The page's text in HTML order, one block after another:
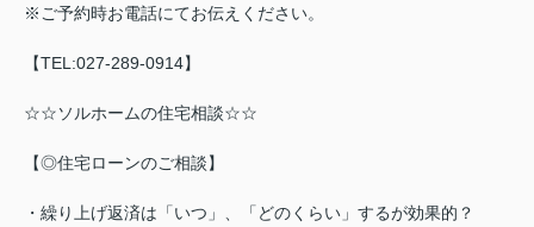
※ご予約時お電話にてお伝えください。
【TEL:027-289-0914】
☆☆ソルホームの住宅相談☆☆
【◎住宅ローンのご相談】
・繰り上げ返済は「いつ」、「どのくらい」するが効果的？